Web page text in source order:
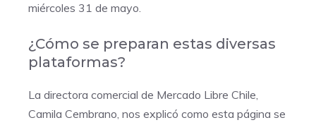
miércoles 31 de mayo.
¿Cómo se preparan estas diversas
plataformas?
La directora comercial de Mercado Libre Chile,
Camila Cembrano, nos explicó como esta página se